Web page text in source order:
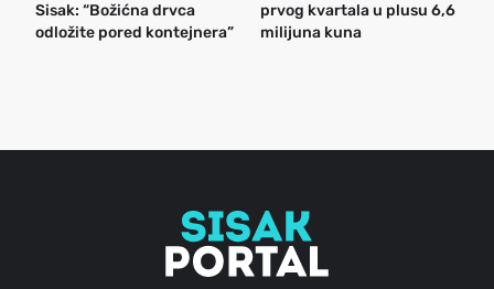
Sisak: “Božićna drvca
odložite pored kontejnera”
prvog kvartala u plusu 6,6
milijuna kuna